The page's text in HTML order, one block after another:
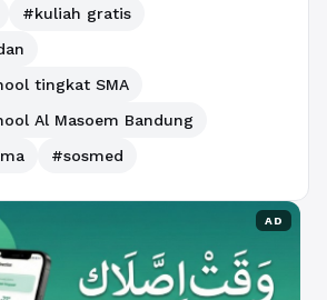
#kuliah gratis
tingkat SMA
Al Masoem Bandung
#sosmed
AD